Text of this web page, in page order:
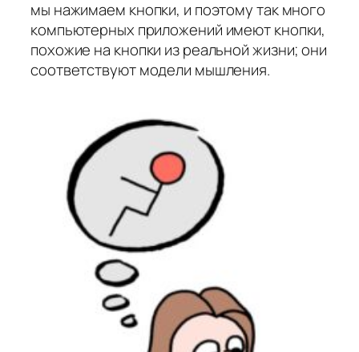
мы нажимаем кнопки, и поэтому так много
компьютерных приложений имеют кнопки,
похожие на кнопки из реальной жизни; они
соответствуют модели мышления.